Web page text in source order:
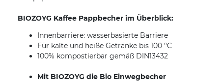
BIOZOYG Kaffee Pappbecher im Überblick:
Innenbarriere: wasserbasierte Barriere
Für kalte und heiße Getränke bis 100 °C
100% kompostierbar gemäß DIN13432
Mit BIOZOYG die Bio Einwegbecher